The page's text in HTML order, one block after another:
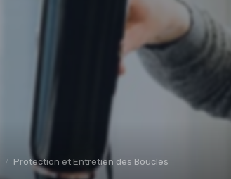
Protection et Entretien des Boucles